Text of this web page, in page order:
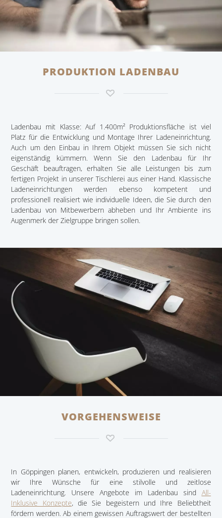
PRODUKTION LADENBAU
Ladenbau mit Klasse: Auf 1.400m² Produktionsfläche ist viel
Platz für die Entwicklung und Montage Ihrer Ladeneinrichtung.
Auch um den Einbau in Ihrem Objekt müssen Sie sich nicht
eigenständig kümmern. Wenn Sie den Ladenbau für Ihr
Geschäft beauftragen, erhalten Sie alle Leistungen bis zum
fertigen Projekt in unserer Tischlerei aus einer Hand. Klassische
Ladeneinrichtungen werden ebenso kompetent und
professionell realisiert wie individuelle Ideen, die Sie durch den
Ladenbau von Mitbewerbern abheben und Ihr Ambiente ins
Augenmerk der Zielgruppe bringen sollen.
VORGEHENSWEISE
In Göppingen planen, entwickeln, produzieren und realisieren
wir Ihre Wünsche für eine stilvolle und zeitlose
Ladeneinrichtung. Unsere Angebote im Ladenbau sind All-
Inklusive Konzepte, die Sie begeistern und Ihre Beliebtheit
fördern werden. Ab einem gewissen Auftragswert der bestellten